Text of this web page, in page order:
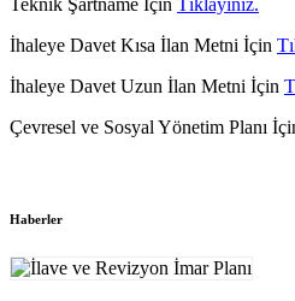
Teknik Şartname İçin Tıklayınız.
İhaleye Davet Kısa İlan Metni İçin
İhaleye Davet Uzun İlan Metni İçin
Çevresel ve Sosyal Yönetim Planı
Haberler